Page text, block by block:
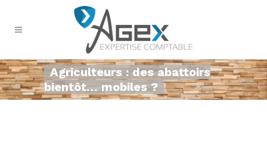
Agriculteurs : des abattoirs
bientôt… mobiles ?